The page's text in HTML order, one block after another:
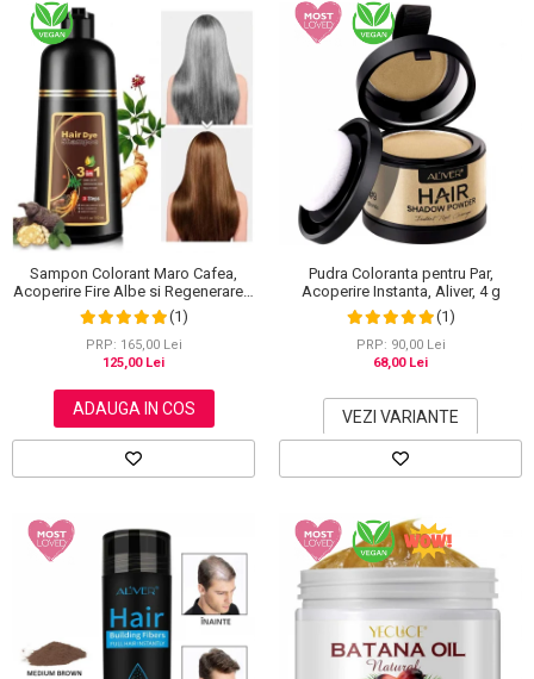
Sampon Colorant Maro Cafea,
Acoperire Fire Albe si Regenerare 3
in 1, #4 Coffee, 500 ml
(1)
PRP: 165,00 Lei
125,00 Lei
ADAUGA IN COS
Pudra Coloranta pentru Par,
Acoperire Instanta, Aliver, 4 g
(1)
PRP: 90,00 Lei
68,00 Lei
VEZI VARIANTE